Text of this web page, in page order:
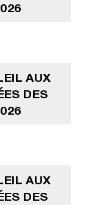
AUX
DES
AUX
DES